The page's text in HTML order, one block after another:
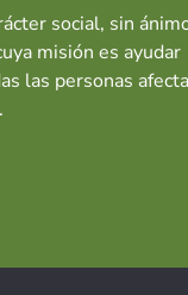
social, sin
misión es ayudar
las personas